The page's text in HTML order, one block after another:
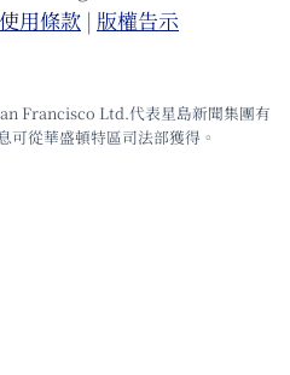
使⽤條款 | 版權告⽰
Francisco Ltd.代表星島新聞集團有
可從華盛頓特區司法部獲得。